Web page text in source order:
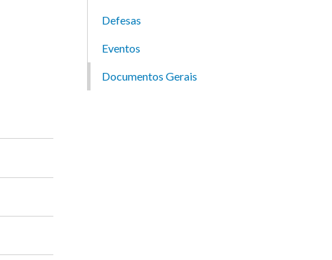
Defesas
Eventos
Documentos Gerais